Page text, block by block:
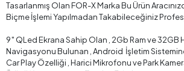
Tasarlanmış Olan FOR-X Marka Bu Ürün
Biçme İşlemi Yapılmadan Takabileceğiniz
9″ QLed Ekrana Sahip Olan , 2Gb Ram ve 32GB
Navigasyonu Bulunan , Android İşletim
Car Play Özelliği , Harici Mikrofonu ve Park